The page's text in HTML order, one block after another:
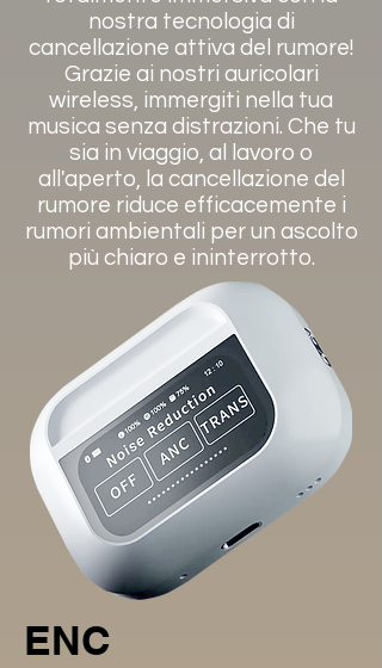
nostra tecnologia di
cancellazione attiva del rumore!
Grazie ai nostri auricolari
wireless, immergiti nella tua
musica senza distrazioni. Che tu
sia in viaggio, al lavoro o
all'aperto, la cancellazione del
rumore riduce efficacemente i
rumori ambientali per un ascolto
più chiaro e ininterrotto.
ENC